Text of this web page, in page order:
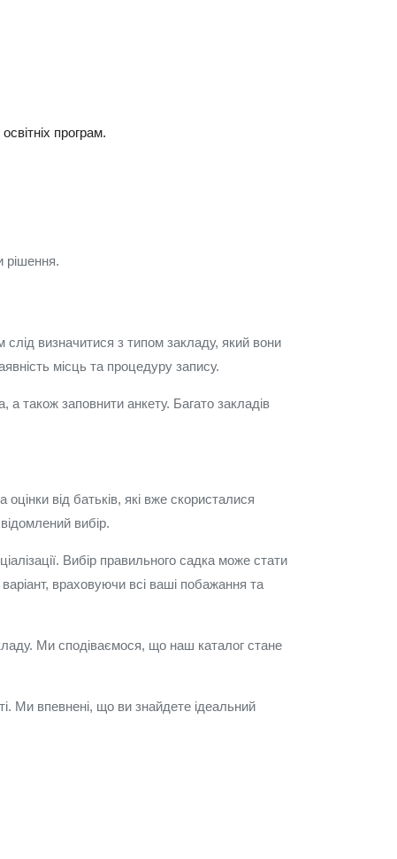
програм.
рішення.
визначитися з типом закладу, який вони
місць та процедуру запису.
також заповнити анкету. Багато закладів
від батьків, які вже скористалися
вибір.
Вибір правильного садка може стати
враховуючи всі ваші побажання та
Ми сподіваємося, що наш каталог стане
Ми впевнені, що ви знайдете ідеальний